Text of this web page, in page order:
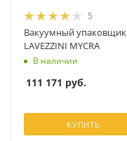
5
Вакуумный упаковщик
LAVEZZINI MYCRA
В наличии
111 171 руб.
КУПИТЬ